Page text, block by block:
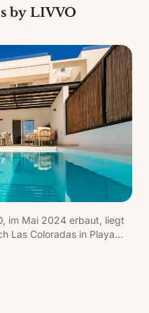
Solarium und
sich durch ihren
aus, mit moderner,
in die Landschaft
by LIVVO
im Mai 2024 erbaut, liegt
Las Coloradas in Playa